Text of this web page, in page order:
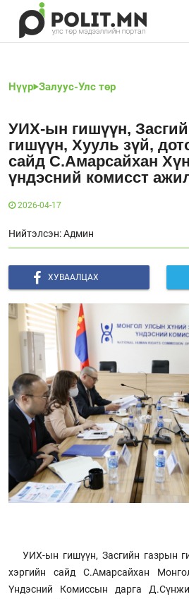
Нүүр Залуус-Улс төр
УИХ-ын гишүүн,
гишүүн, Хууль зүй,
сайд С.Амарсайхан
үндэсний комисст
2026-04-17
Нийтэлсэн: Админ
ХУВААЛЦАХ
УИХ-ын гишүүн, Засгийн газрын
хэргийн сайд С.Амарсайхан
Үндэсний Комиссын дарга